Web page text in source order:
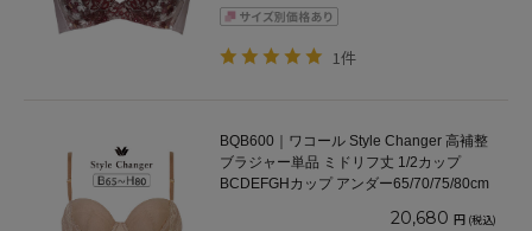
1件
BQB600｜ワコール Style Changer 高補整
ブラジャー単品 ミドリフ丈 1/2カップ
BCDEFGHカップ アンダー65/70/75/80cm
20,680 円 (税込)